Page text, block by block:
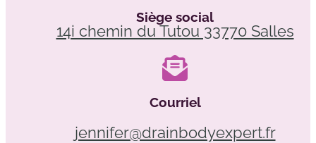
Siège social
14i chemin du Tutou 33770 Salles
Courriel
jennifer@drainbodyexpert.fr